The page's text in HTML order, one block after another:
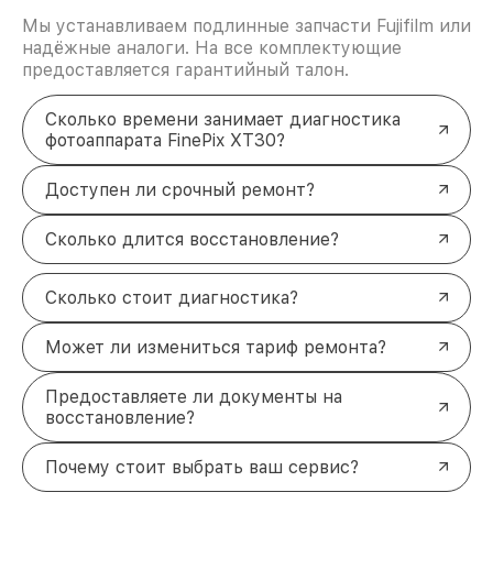
Мы устанавливаем подлинные запчасти Fujifilm или
надёжные аналоги. На все комплектующие
предоставляется гарантийный талон.
Сколько времени занимает диагностика
фотоаппарата FinePix XT30?
Доступен ли срочный ремонт?
Сколько длится восстановление?
Сколько стоит диагностика?
Может ли измениться тариф ремонта?
Предоставляете ли документы на
восстановление?
Почему стоит выбрать ваш сервис?